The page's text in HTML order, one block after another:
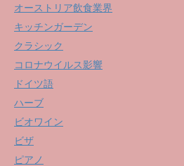
オーストリア飲食業界
キッチンガーデン
クラシック
コロナウイルス影響
ドイツ語
ハーブ
ビオワイン
ビザ
ピアノ